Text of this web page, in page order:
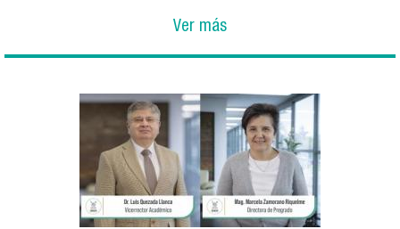
Ver más